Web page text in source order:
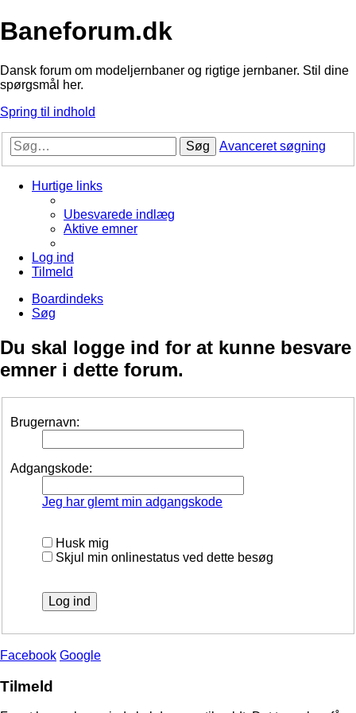
Baneforum.dk
Dansk forum om modeljernbaner og rigtige jernbaner. Stil dine
spørgsmål her.
Spring til indhold
Søg Avanceret søgning
Hurtige links
Ubesvarede indlæg
Aktive emner
Log ind
Tilmeld
Boardindeks
Søg
Du skal logge ind for at kunne besvare
emner i dette forum.
Brugernavn:
Adgangskode:
Jeg har glemt min adgangskode
Husk mig
Skjul min onlinestatus ved dette besøg
Facebook Google
Tilmeld